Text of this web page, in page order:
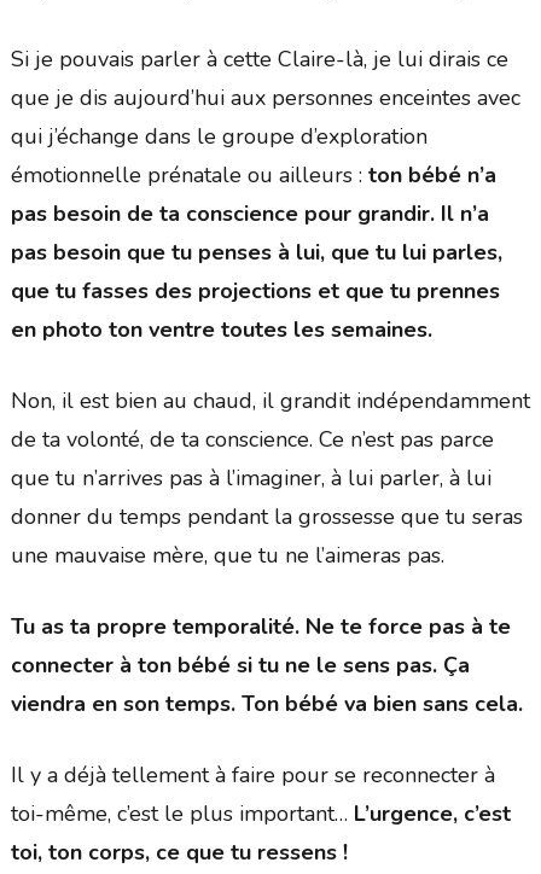
Si je pouvais parler à cette Claire-là, je lui dirais ce
que je dis aujourd’hui aux personnes enceintes avec
qui j’échange dans le groupe d’exploration
émotionnelle prénatale ou ailleurs : ton bébé n’a
pas besoin de ta conscience pour grandir. Il n’a
pas besoin que tu penses à lui, que tu lui parles,
que tu fasses des projections et que tu prennes
en photo ton ventre toutes les semaines.
Non, il est bien au chaud, il grandit indépendamment
de ta volonté, de ta conscience. Ce n’est pas parce
que tu n’arrives pas à l’imaginer, à lui parler, à lui
donner du temps pendant la grossesse que tu seras
une mauvaise mère, que tu ne l’aimeras pas.
Tu as ta propre temporalité. Ne te force pas à te
connecter à ton bébé si tu ne le sens pas. Ça
viendra en son temps. Ton bébé va bien sans cela.
Il y a déjà tellement à faire pour se reconnecter à
toi-même, c’est le plus important… L’urgence, c’est
toi, ton corps, ce que tu ressens !